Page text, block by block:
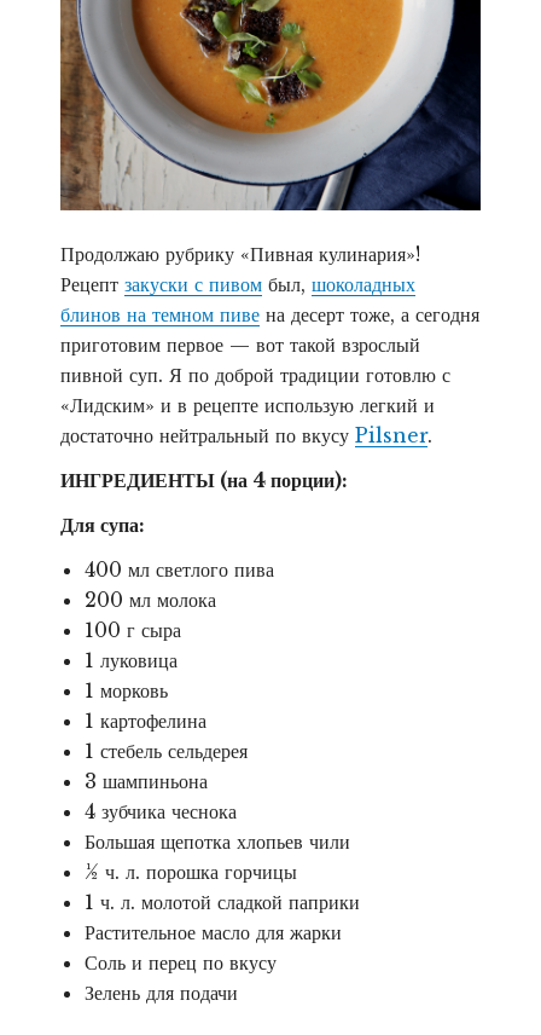
б
о
л
ь
ш
н
т
е
н
т
а
Продолжаю рубрику «Пивная кулинария»!
Рецептзакуски с пивом был,шоколадных
блинов на темном пиве на десерт тоже, а сегодня
приготовим первое — вот такой взрослый
пивной суп. Я по доброй традиции готовлю с
«Лидским» и в рецепте использую легкий и
достаточно нейтральный по вкусуPilsner.
ИНГРЕДИЕНТЫ (на 4 порции):
Для супа:
400 мл светлого пива
200 мл молока
100 г сыра
1 луковица
1 морковь
1 картофелина
1 стебель сельдерея
3 шампиньона
4 зубчика чеснока
Большая щепотка хлопьев чили
½ ч. л. порошка горчицы
1 ч. л. молотой сладкой паприки
Растительное масло для жарки
Соль и перец по вкусу
Зелень для подачи